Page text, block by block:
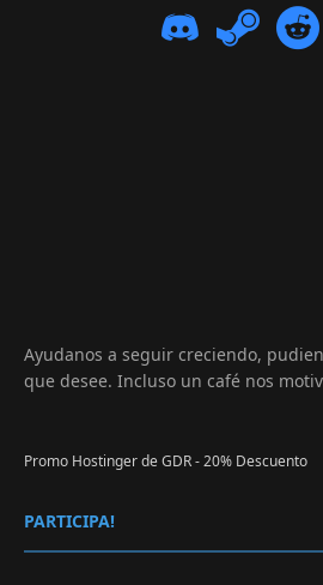
Ayudanos a seguir creciendo,
que desee. Incluso un café nos
Promo Hostinger de GDR - 20% Descuento
PARTICIPA!